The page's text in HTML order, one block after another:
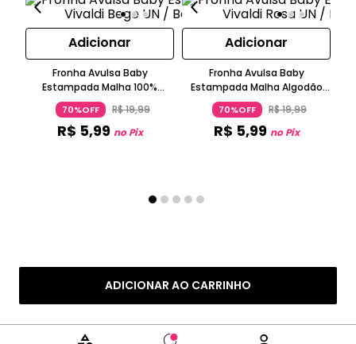
ADICIONAR AO CARRINHO
Adicionar
Fronha Avulsa Baby
Estampada Malha 100%
Algodão Bege Vivaldi
70%OFF R$19,99
R$ 5,99 no Pix
Adicionar
Fronha Avulsa Baby
Estampada Malha Algodão
Lilás Vivaldi
70%OFF R$19,99
R$ 5,99 no Pix